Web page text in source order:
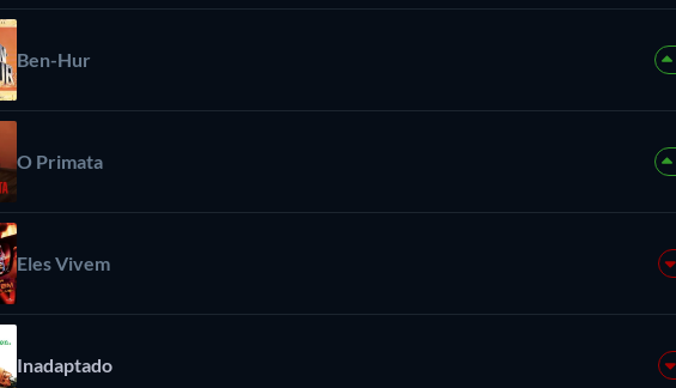
Ben-Hur
O Primata
Eles Vivem
Inadaptado